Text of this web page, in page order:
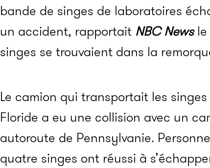
bande de singes de laboratoires
un accident, rapportait NBC Newsle
singes se trouvaient dans la
Le camion qui transportait les
Floride a eu une collision avec un
autoroute de Pennsylvanie.
quatre singes ont réussi à